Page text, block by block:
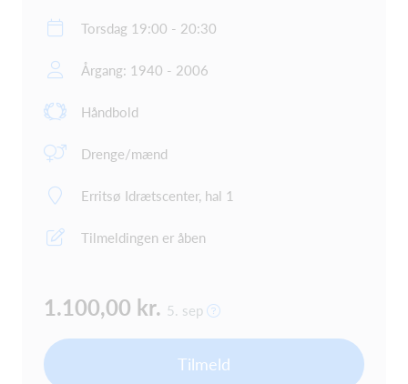
Torsdag 19:00 - 20:30
Årgang: 1940 - 2006
Håndbold
Drenge/mænd
Erritsø Idrætscenter, hal 1
Tilmeldingen er åben
1.100,00 kr. 5. sep
Tilmeld